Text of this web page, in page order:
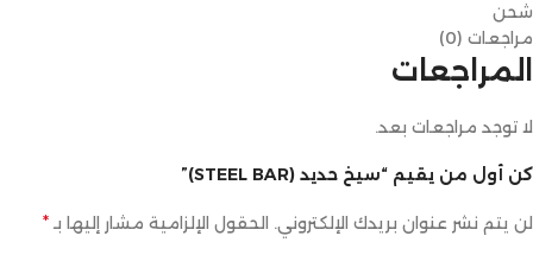
شحن
مراجعات (0)
المراجعات
لا توجد مراجعات بعد.
كن أول من يقيم “سيخ حديد (STEEL BAR)”
لن يتم نشر عنوان بريدك الإلكتروني. الحقول الإلزامية مشار إليها بـ *